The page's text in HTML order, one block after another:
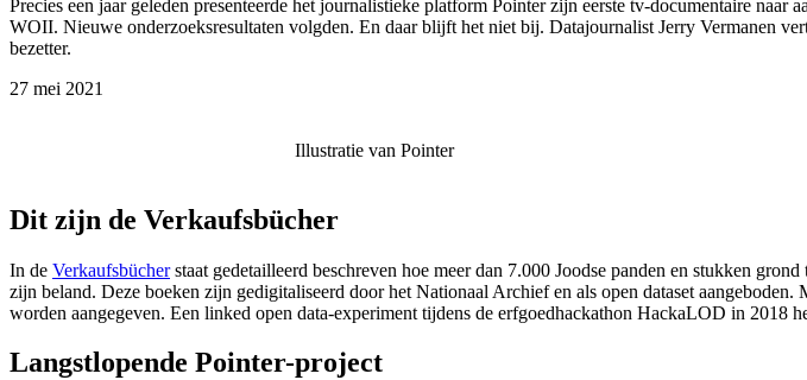
Precies een jaar geleden presenteerde het journalistieke platform Pointer zijn eerste tv-documentaire naar
WOII. Nieuwe onderzoeksresultaten volgden. En daar blijft het niet bij. Datajournalist Jerry Vermanen
bezetter.
27 mei 2021
Illustratie van Pointer
Dit zijn de Verkaufsbücher
In de Verkaufsbücherstaat gedetailleerd beschreven hoe meer dan 7.000 Joodse panden en stukken
zijn beland. Deze boeken zijn gedigitaliseerd door het Nationaal Archief en als open dataset
worden aangegeven. Een linked open data-experiment tijdens de erfgoedhackathon HackaLOD in 2018
Langstlopende Pointer-project